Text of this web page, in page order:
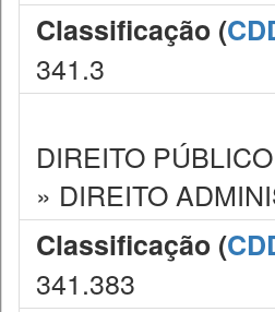
Classificação (
341.3
DIREITO
» DIREITO
Classificação (
341.383